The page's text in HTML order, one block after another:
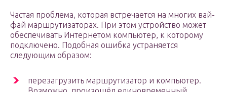
Частая проблема, которая встречается на многих вай-
фай маршрутизаторах. При этом устройство может
обеспечивать Интернетом компьютер, к которому
подключено. Подобная ошибка устраняется
следующим образом:
перезагрузить маршрутизатор и компьютер.